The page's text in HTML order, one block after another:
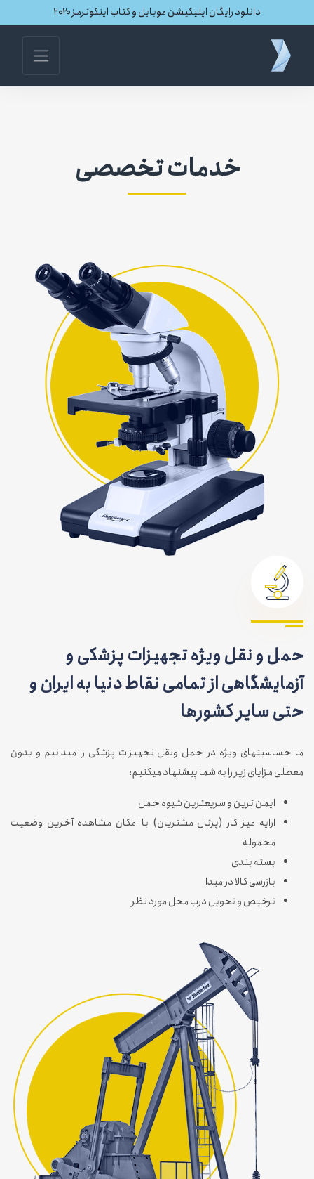
دانلود رایگان اپلیکیشن موبایل و کتاب اینکوترمز ۲۰۲۰
خدمات تخصصی
حمل و نقل ویژه تجهیزات پزشکی و
آزمایشگاهی از تمامی نقاط دنیا به ایران و
حتی سایر کشورها
ما حساسیتهای ویژه در حمل ونقل تجهیزات پزشکی را میدانیم و بدون
معطلی مزایای زیر را به شما پیشنهاد میکنیم:
ایمن ترین و سریعترین شیوه حمل
ارایه میز کار (پرتال مشتریان)‌ با امکان مشاهده آخرین وضعیت
محموله
بسته بندی
بازرسی کالا در مبدا
ترخیص و تحویل درب محل مورد نظر